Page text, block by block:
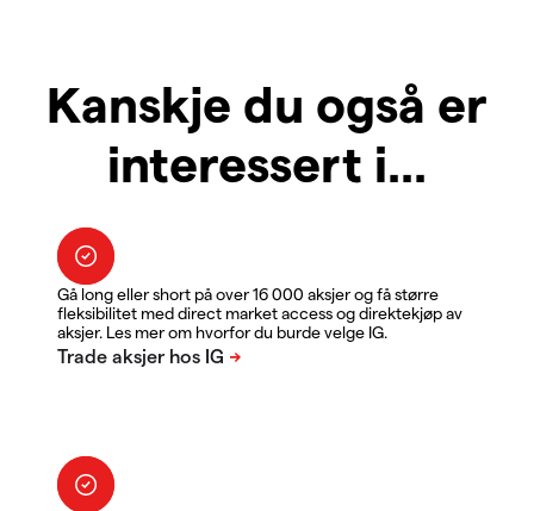
Kanskje du også er
interessert i...
Gå long eller short på over 16 000 aksjer og få større
fleksibilitet med direct market access og direktekjøp av
aksjer. Les mer om hvorfor du burde velge IG.